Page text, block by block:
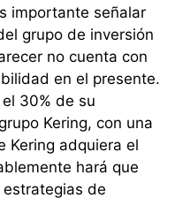
importante señalar
grupo de inversión
no cuenta con
en el presente.
30% de su
Kering, con una
Kering adquiera el
hará que
de